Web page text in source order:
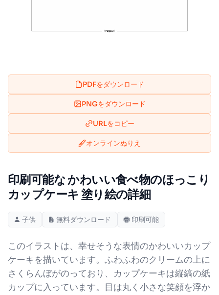
PDFをダウンロード
PNGをダウンロード
URLをコピー
オンラインぬりえ
印刷可能な かわいい食べ物のほっこり
カップケーキ 塗り絵の詳細
子供 無料ダウンロード 印刷可能
このイラストは、幸せそうな表情のかわいいカップ
ケーキを描いています。ふわふわのクリームの上に
さくらんぼがのっており、カップケーキは縦縞の紙
カップに入っています。目は丸く小さな笑顔を浮か